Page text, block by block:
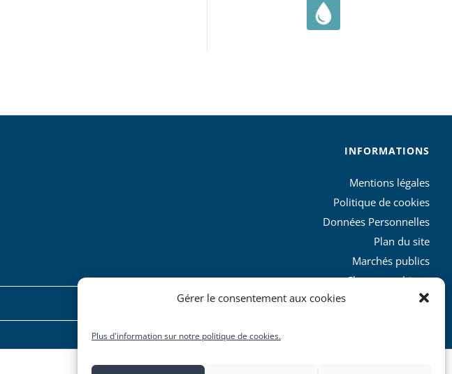
Gérer le consentement aux cookies
Plus d'information sur notre politique de cookies.
INFORMATIONS
Mentions légales
Politique de cookies
Données Personnelles
Plan du site
Marchés publics
Charte graphique
L’agglo recrute